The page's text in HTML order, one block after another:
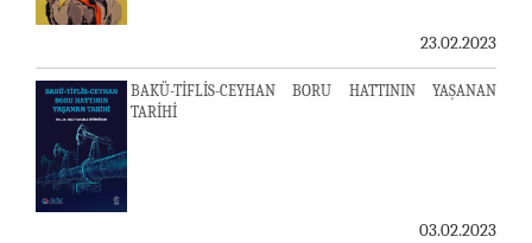
23.02.2023
BAKÜ-TİFLİS-CEYHAN BORU HATTININ YAŞANAN
TARİHİ
03.02.2023